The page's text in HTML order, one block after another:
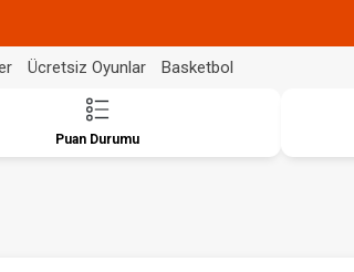
Ücretsiz Oyunlar Basketbol
Puan Durumu